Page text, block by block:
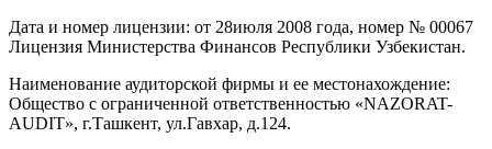
Дата и номер лицензии: от 28июля 2008 года, номер № 00067
Лицензия Министерства Финансов Республики Узбекистан.
Наименование аудиторской фирмы и ее местонахождение:
Общество с ограниченной ответственностью «NAZORAT-
AUDIT», г.Ташкент, ул.Гавхар, д.124.